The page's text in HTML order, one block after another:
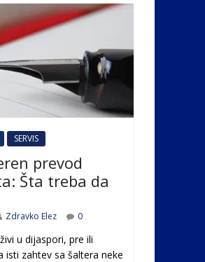
SERVIS
prevod
Šta treba da
Zdravko Elez 0
u dijaspori, pre ili
isti zahtev sa šaltera neke